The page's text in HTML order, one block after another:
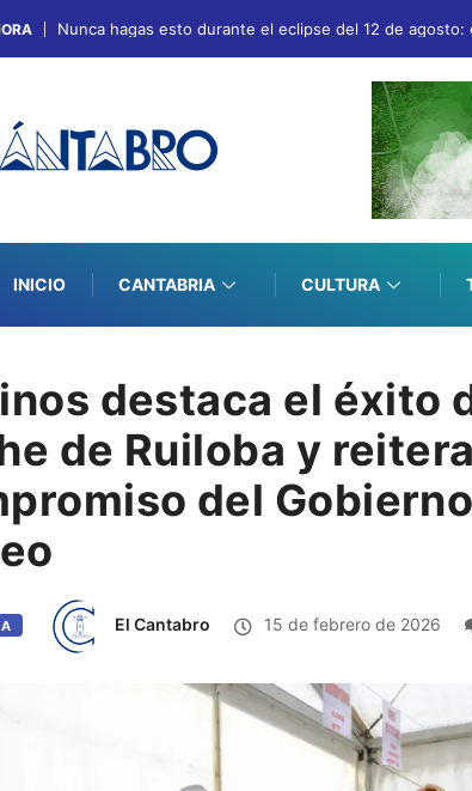
Nunca hagas esto durante el eclipse del 12 de
INICIO CANTABRIA CULTURA
destaca el éxito
de Ruiloba y
del
El Cantabro 15 de febrero de 2026